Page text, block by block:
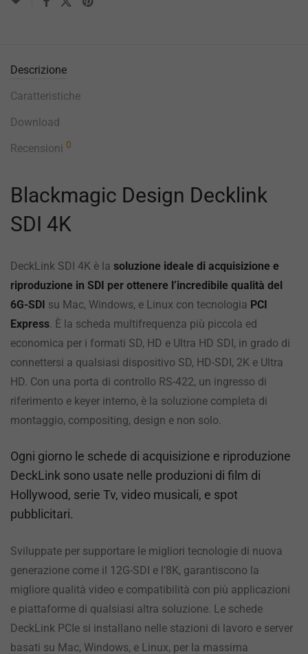
Descrizione
Caratteristiche
Download
Recensioni 0
Blackmagic Design Decklink
SDI 4K
DeckLink SDI 4K è la soluzione ideale di acquisizione e
riproduzione in SDI per ottenere l’incredibile qualità del
6G-SDI su Mac, Windows, e Linux con tecnologia PCI
Express. È la scheda multifrequenza più piccola ed
economica per i formati SD, HD e Ultra HD SDI, in grado di
connettersi a qualsiasi dispositivo SD, HD-SDI, 2K e Ultra
HD. Con una porta di controllo RS-422, un ingresso di
riferimento e keyer interno, è la soluzione completa di
montaggio, compositing, design e non solo.
Ogni giorno le schede di acquisizione e riproduzione
DeckLink sono usate nelle produzioni di film di
Hollywood, serie Tv, video musicali, e spot
pubblicitari.
Sviluppate per supportare le migliori tecnologie di nuova
generazione come il 12G-SDI e l’8K, garantiscono la
migliore qualità video e compatibilità con più applicazioni
e piattaforme di qualsiasi altra soluzione. Le schede
DeckLink PCIe si installano nelle stazioni di lavoro e server
basati su Mac, Windows, e Linux, per la massima